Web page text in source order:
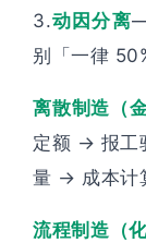
3.动因分离
别「一律
离散制造（
定额 → 报工
量 → 成本计
流程制造（